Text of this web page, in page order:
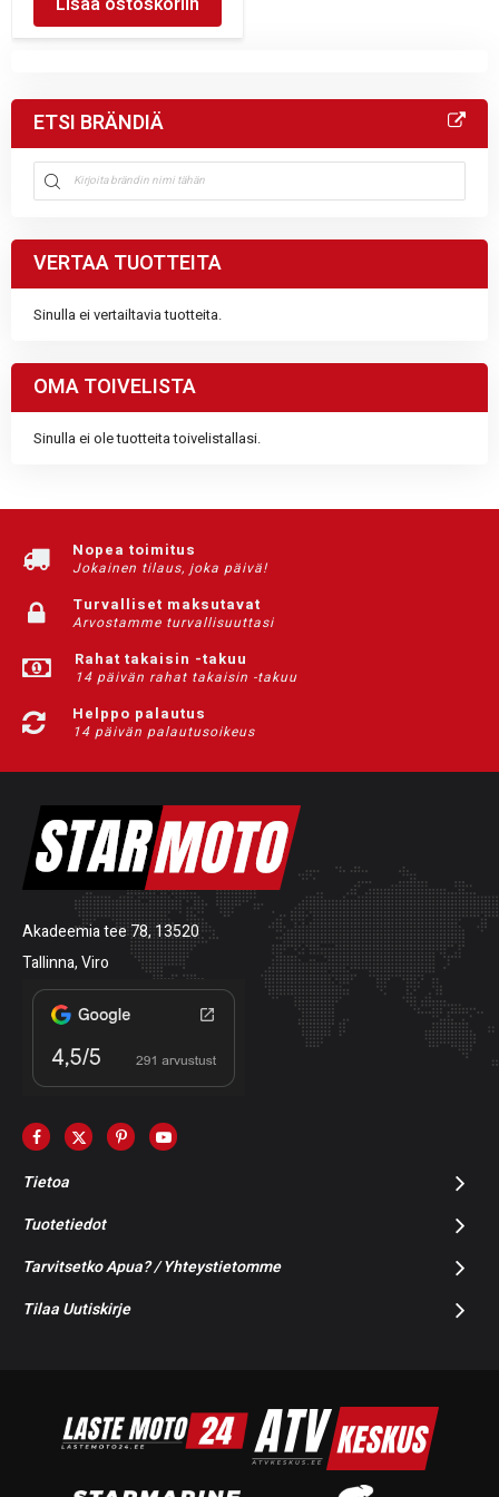
ETSI BRÄNDIÄ
VERTAA TUOTTEITA
Sinulla ei vertailtavia tuotteita.
OMA TOIVELISTA
Sinulla ei ole tuotteita toivelistallasi.
Nopea toimitus
Jokainen tilaus, joka päivä!
Turvalliset maksutavat
Arvostamme turvallisuuttasi
Rahat takaisin -takuu
14 päivän rahat takaisin -takuu
Helppo palautus
14 päivän palautusoikeus
Akadeemia tee 78, 13520
Tallinna, Viro
Tietoa
Tuotetiedot
Tarvitsetko Apua? / Yhteystietomme
Tilaa Uutiskirje